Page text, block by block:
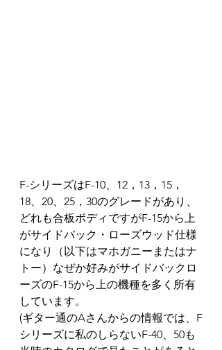
F-シリーズはF-10、12，13，15，
18、20、25，30のグレードがあり、
どれも合板ボディですがF-15から上
がサイドバック・ローズウッド仕様
になり（以下はマホガニーまたはナ
トー）なぜか好みがサイドバックロ
ーズのF-15から上の機種を多く所有
しています。
(ギター通のAさんからの情報では、F
シリーズに私のしらないF-40、50も